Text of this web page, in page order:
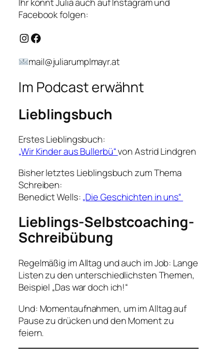
Ihr könnt Julia auch auf Instagram und
Facebook folgen:
Instagram
Facebook
mail@juliarumplmayr.at
Im Podcast erwähnt
Lieblingsbuch
Erstes Lieblingsbuch:
„Wir Kinder aus Bullerbü“von Astrid Lindgren
Bisher letztes Lieblingsbuch zum Thema
Schreiben:
Benedict Wells:„Die Geschichten in uns“
Lieblings-Selbstcoaching-
Schreibübung
Regelmäßig im Alltag und auch im Job: Lange
Listen zu den unterschiedlichsten Themen,
Beispiel „Das war doch ich!“
Und: Momentaufnahmen, um im Alltag auf
Pause zu drücken und den Moment zu
feiern.